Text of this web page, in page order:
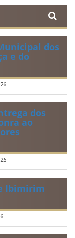
dos
e do
dos
ao
Ibimirim